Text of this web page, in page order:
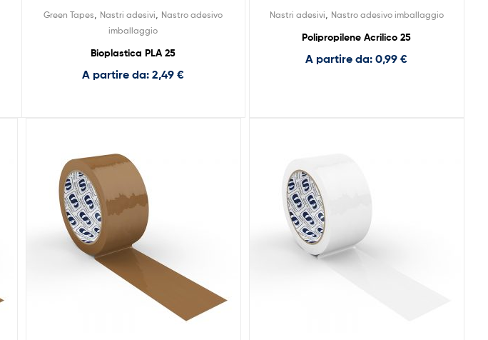
Green Tapes Nastri adesivi
Nastro adesivo
imballaggio
Bioplastica PLA 25
A partire da: 2,49€
Nastri adesivi Nastro adesivo imballaggio
Polipropilene Acrilico 25
A partire da: 0,99€